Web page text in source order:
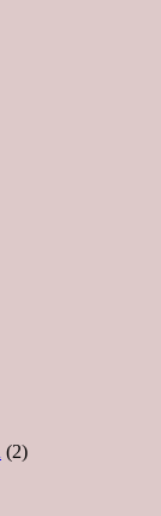
(2)